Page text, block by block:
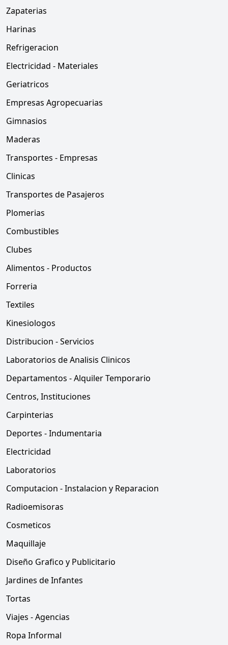
Zapaterias
Harinas
Refrigeracion
Electricidad - Materiales
Geriatricos
Empresas Agropecuarias
Gimnasios
Maderas
Transportes - Empresas
Clinicas
Transportes de Pasajeros
Plomerias
Combustibles
Clubes
Alimentos - Productos
Forreria
Textiles
Kinesiologos
Distribucion - Servicios
Laboratorios de Analisis Clinicos
Departamentos - Alquiler Temporario
Centros, Instituciones
Carpinterias
Deportes - Indumentaria
Electricidad
Laboratorios
Computacion - Instalacion y Reparacion
Radioemisoras
Cosmeticos
Maquillaje
Diseño Grafico y Publicitario
Jardines de Infantes
Tortas
Viajes - Agencias
Ropa Informal